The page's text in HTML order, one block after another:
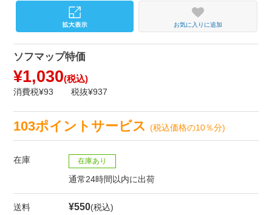
お気に入りに追加
ソフマップ特価
¥1,030(税込)
消費税¥93 税抜¥937
103ポイントサービス(税込価格の10％分)
在庫 在庫あり
通常24時間以内に出荷
送料 ¥550(税込)